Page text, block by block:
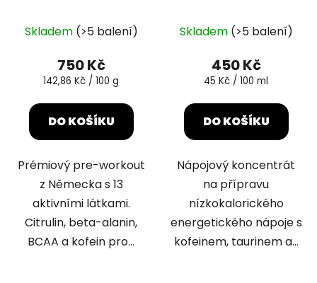
hodnocení
produktu
je
z
Skladem (>5 balení)
750 Kč
Měrná
142,86 Kč / 100 g
DO KOŠÍKU
Prémiový pre-workout
z Německa s 13
aktivními látkami.
Citrulin, beta-alanin,
BCAA a kofein pro...
1L
hodnocení
produktu
je
z
Skladem (>5 balení)
450 Kč
Měrná
45 Kč / 100 ml
DO KOŠÍKU
Nápojový koncentrát
na přípravu
nízkokalorického
energetického nápoje s
kofeinem, taurinem a...